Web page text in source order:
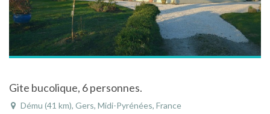
Gite bucolique, 6 personnes.
Dému (41 km), Gers, Midi-Pyrénées, France